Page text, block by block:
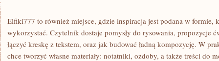
Elfiki777 to również miejsce, gdzie inspiracja jest podana w formie,
wykorzystać. Czytelnik dostaje pomysły do rysowania, propozycje
łączyć kreskę z tekstem, oraz jak budować ładną kompozycję. W
chce tworzyć własne materiały: notatniki, ozdoby, a także treści do